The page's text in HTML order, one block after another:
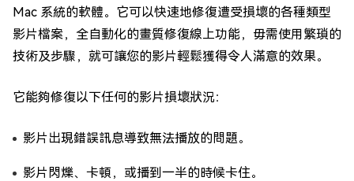
Mac 系統的軟體。它可以快速地修復遭受損壞的各種類型
影片檔案，全自動化的畫質修復線上功能，毋需使用繁瑣的
技術及步驟，就可讓您的影片輕鬆獲得令人滿意的效果。
它能夠修復以下任何的影片損壞狀況：
影片出現錯誤訊息導致無法播放的問題。
影片閃爍、卡頓，或播到一半的時候卡住。